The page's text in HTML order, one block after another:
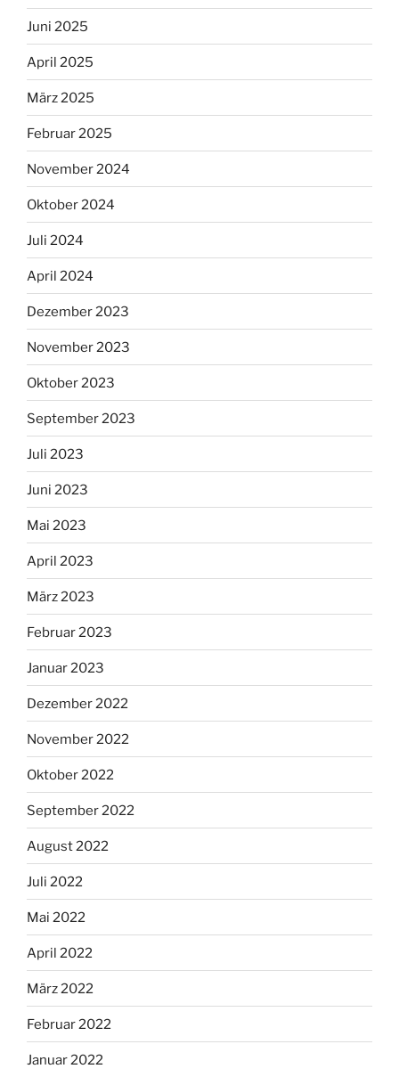
Juni 2025
April 2025
März 2025
Februar 2025
November 2024
Oktober 2024
Juli 2024
April 2024
Dezember 2023
November 2023
Oktober 2023
September 2023
Juli 2023
Juni 2023
Mai 2023
April 2023
März 2023
Februar 2023
Januar 2023
Dezember 2022
November 2022
Oktober 2022
September 2022
August 2022
Juli 2022
Mai 2022
April 2022
März 2022
Februar 2022
Januar 2022